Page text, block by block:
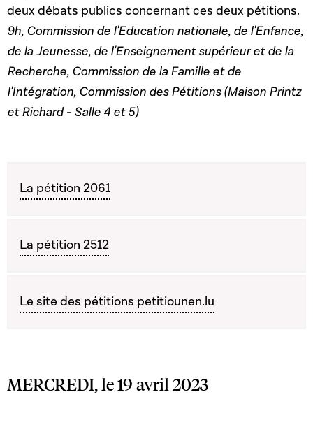
deux débats publics concernant ces deux pétitions.
9h, Commission de l'Education nationale, de l'Enfance,
de la Jeunesse, de l'Enseignement supérieur et de la
Recherche, Commission de la Famille et de
l'Intégration, Commission des Pétitions (Maison Printz
et Richard - Salle 4 et 5)
La pétition 2061
La pétition 2512
Le site des pétitions petitiounen.lu
MERCREDI, le 19 avril 2023